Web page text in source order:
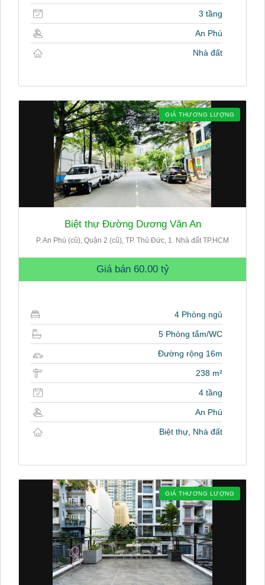
3 tầng
An Phú
Nhà đất
GIÁ THƯƠNG LƯỢNG
Biệt thự Đường Dương Văn An
P. An Phú (cũ), Quận 2 (cũ), TP. Thủ Đức, 1. Nhà đất TP.HCM
Giá bán 60.00 tỷ
4 Phòng ngủ
5 Phòng tắm/WC
Đường rộng 16m
238 m²
4 tầng
An Phú
Biệt thự, Nhà đất
GIÁ THƯƠNG LƯỢNG